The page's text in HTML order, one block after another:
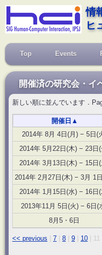
情
ヒ
Top Events
開催済の研究会・イ
新しい順に並んでいます．
開催日 ▲
2014年 8月 4日(月) − 5日(
2014年 5月22日(木) − 23日(
2014年 3月13日(木) − 15日(
2014年 2月27日(木) − 3月 1
2014年 1月15日(水) − 16日(
2013年11月 5日(火) − 6日(
8月5・6日
<< previous 7 8 9 10 11